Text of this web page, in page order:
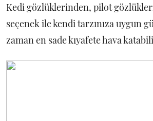
Kedi gözlüklerinden, pilot
seçenek ile kendi tarzınıza uygun
zaman en sade kıyafete hava